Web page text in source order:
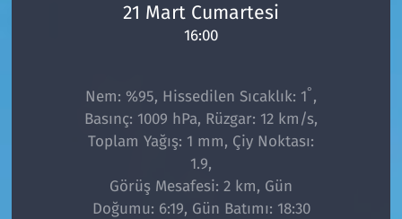
21 Mart Cumartesi
16:00
Nem: %95, Hissedilen Sıcaklık: 1° ,
Basınç: 1009 hPa, Rüzgar: 12 km/s,
Toplam Yağış: 1 mm, Çiy Noktası:
1.9,
Görüş Mesafesi: 2 km, Gün
Doğumu: 6:19, Gün Batımı: 18:30